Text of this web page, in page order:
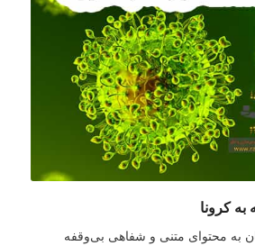
‌کرونا
به محتوای متنی و شفاهی بی‌وقفه